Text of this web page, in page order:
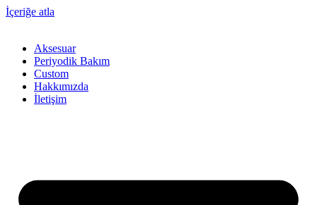
İçeriğe atla
Aksesuar
Periyodik Bakım
Custom
Hakkımızda
İletişim